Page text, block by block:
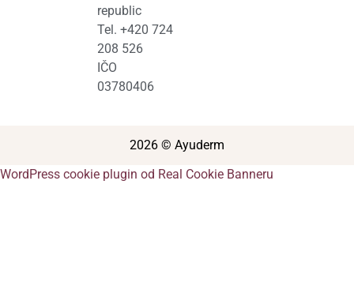
republic
Tel. +420 724
208 526
IČO
03780406
2026 © Ayuderm
WordPress cookie plugin od Real Cookie Banneru